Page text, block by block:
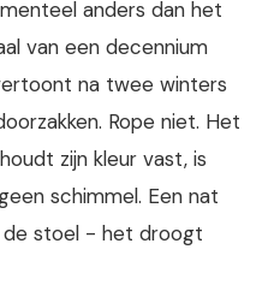
anders dan het
van een decennium
na twee winters
Rope niet. Het
zijn kleur vast, is
schimmel. Een nat
de stoel - het droogt